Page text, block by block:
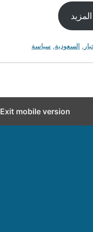
, السعودية, سياسة
Exit mobile version